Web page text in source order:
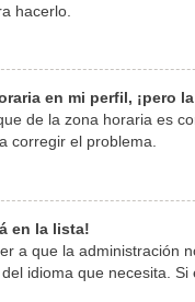
hacerlo.
en mi perfil, ¡pero
de la zona horaria es
corregir el problema.
en la lista!
a que la administración
idioma que necesita.